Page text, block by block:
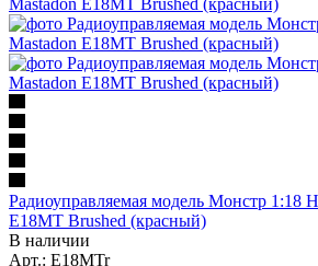
Радиоуправляемая модель Монстр 1:18
E18MT Brushed (красный)
В наличии
Арт.: E18MTr